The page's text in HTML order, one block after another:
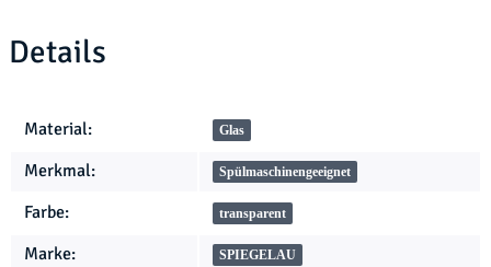
Details
Produkteigenschaft
Wert
Material: Glas
Merkmal: Spülmaschinengeeignet
Farbe: transparent
Marke: SPIEGELAU